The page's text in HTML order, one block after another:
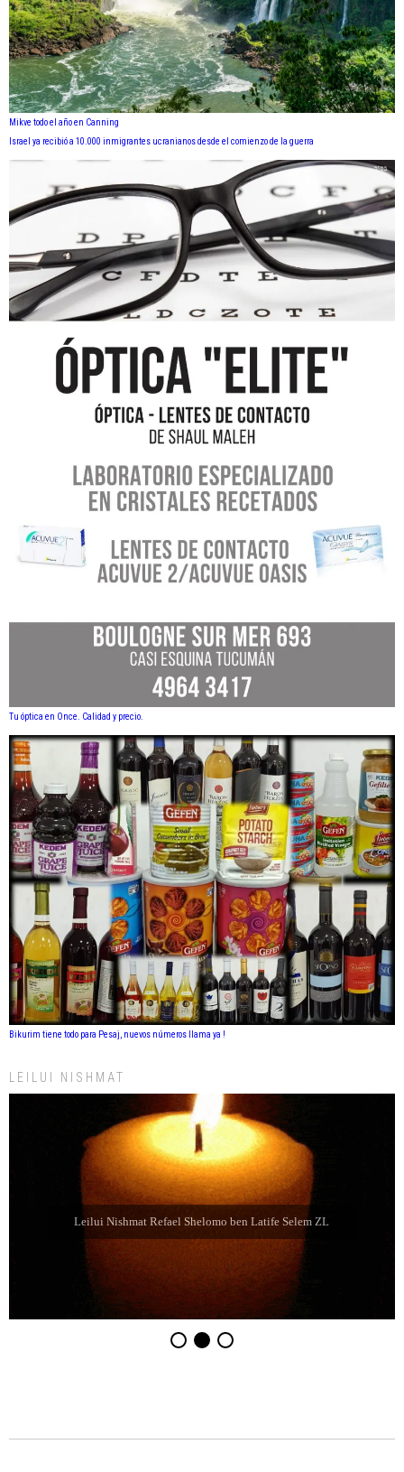
Mikve todo el año en Canning
Israel ya recibió a 10.000 inmigrantes ucranianos desde el comienzo de la guerra
Tu óptica en Once. Calidad y precio.
Bikurim tiene todo para Pesaj, nuevos números llama ya !
LEILUI NISHMAT
Leilui Nishmat Eliahu Jaim Jabbaz ZL ben Jacibe